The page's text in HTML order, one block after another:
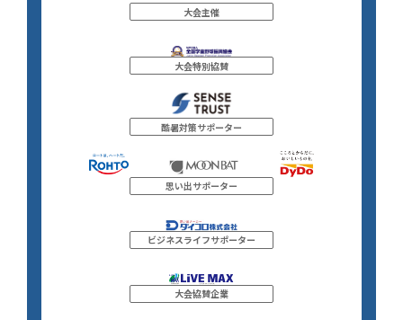
大会主催
大会特別協賛
酷暑対策サポーター
思い出サポーター
ビジネスライフサポーター
大会協賛企業